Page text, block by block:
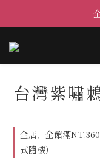
台灣紫嘯
全店，全館滿
式隨機）